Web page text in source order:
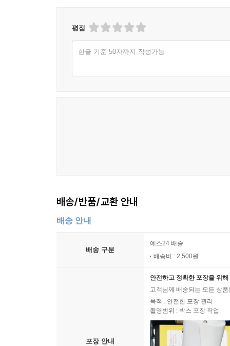
평점
한글 기준 50자까지 작성가능
배송/반품/교환 안내
배송 안내
배송 구분
예스24 배송
배송비 : 2,500원
포장 안내
안전하고 정확한 포장을 위
고객님께 배송되는 모든 상
목적 : 안전한 포장 관리
촬영범위 : 박스 포장 작업